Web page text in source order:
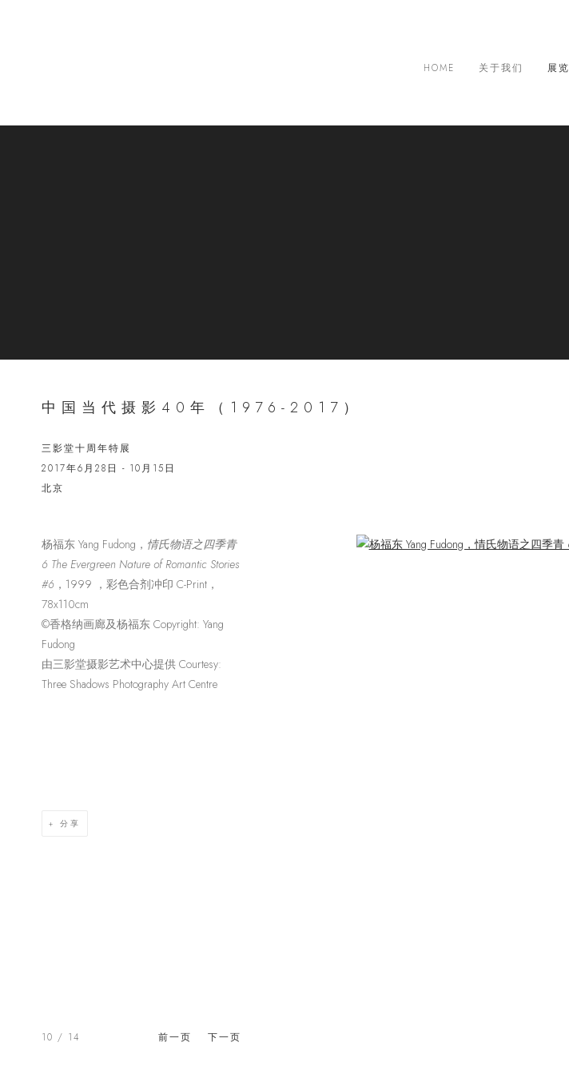
HOME 关于我们 展览
中国当代摄影40年（1976-2017）
三影堂十周年特展
2017年6月28日 - 10月15日
北京
Open a larger version of the following image in a popup:
杨福东 Yang Fudong， 情氏物语之四季青
6 The Evergreen Nature of Romantic Stories
#6 ，1999 ，彩色合剂冲印 C-Print，
78x110cm
©香格纳画廊及杨福东 Copyright: Yang
Fudong
由三影堂摄影艺术中心提供 Courtesy:
Three Shadows Photography Art Centre
分享
前一页 下一页
10 / 14